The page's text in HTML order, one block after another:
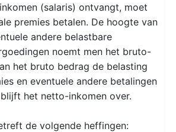
(salaris) ontvangt, moet
premies betalen. De hoogte van
andere belastbare
noemt men het bruto-
het bruto bedrag de belasting
en eventuele andere betalingen
het netto-inkomen over.
de volgende heffingen: